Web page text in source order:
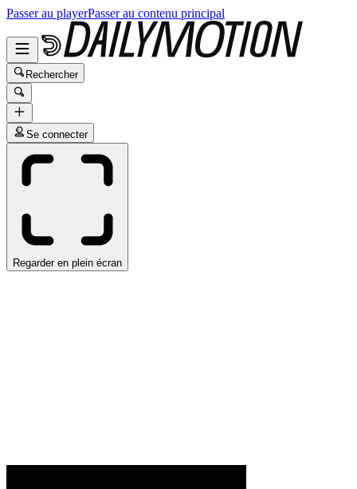
Passer au playerPasser au contenu principal
Rechercher
Se connecter
Regarder en plein écran